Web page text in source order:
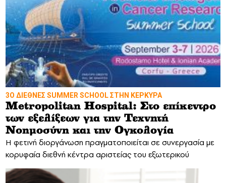
3Ο ΔΙΕΘΝΕΣ SUMMER SCHOOL ΣΤΗΝ ΚΕΡΚΥΡΑ
Metropolitan Hospital: Στο επίκεντρο
των εξελίξεων για την Τεχνητή
Νοημοσύνη και την Ογκολογία
Η φετινή διοργάνωση πραγματοποιείται σε συνεργασία με
κορυφαία διεθνή κέντρα αριστείας του εξωτερικού